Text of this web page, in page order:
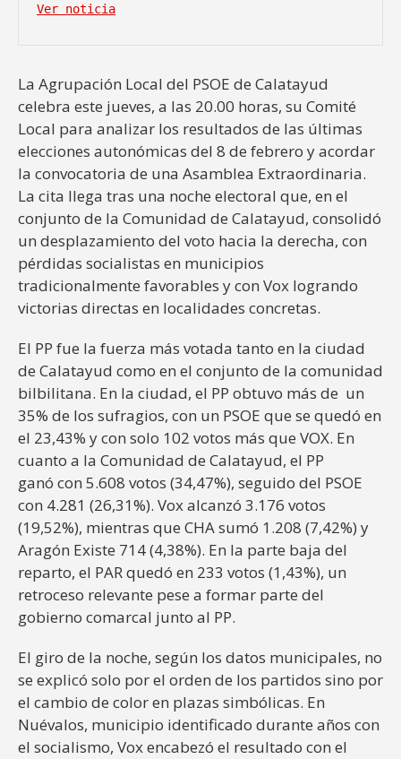
Ver noticia
La Agrupación Local del PSOE de Calatayud
celebra este jueves, a las 20.00 horas, su Comité
Local para analizar los resultados de las últimas
elecciones autonómicas del 8 de febrero y acordar
la convocatoria de una Asamblea Extraordinaria.
La cita llega tras una noche electoral que, en el
conjunto de la Comunidad de Calatayud, consolidó
un desplazamiento del voto hacia la derecha, con
pérdidas socialistas en municipios
tradicionalmente favorables y con Vox logrando
victorias directas en localidades concretas.
El PP fue la fuerza más votada tanto en la ciudad
de Calatayud como en el conjunto de la comunidad
bilbilitana. En la ciudad, el PP obtuvo más de un
35% de los sufragios, con un PSOE que se quedó en
el 23,43% y con solo 102 votos más que VOX. En
cuanto a la Comunidad de Calatayud, el PP
ganó con 5.608 votos (34,47%), seguido del PSOE
con 4.281 (26,31%). Vox alcanzó 3.176 votos
(19,52%), mientras que CHA sumó 1.208 (7,42%) y
Aragón Existe 714 (4,38%). En la parte baja del
reparto, el PAR quedó en 233 votos (1,43%), un
retroceso relevante pese a formar parte del
gobierno comarcal junto al PP.
El giro de la noche, según los datos municipales, no
se explicó solo por el orden de los partidos sino por
el cambio de color en plazas simbólicas. En
Nuévalos, municipio identificado durante años con
el socialismo, Vox encabezó el resultado con el